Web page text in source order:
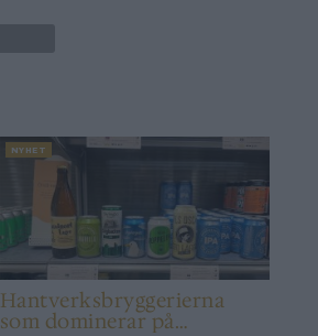
NYHET
Hantverksbryggerierna
som dominerar på